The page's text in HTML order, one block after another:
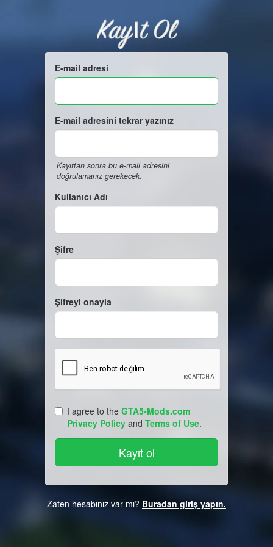
Kayıt Ol
E-mail adresi
E-mail adresini tekrar yazınız
Kayıttan sonra bu e-mail adresini
doğrulamanız gerekecek.
Kullanıcı Adı
Şifre
Şifreyi onayla
I agree to the GTA5-Mods.com
Privacy Policy and Terms of Use.
Zaten hesabınız var mı? Buradan giriş yapın.